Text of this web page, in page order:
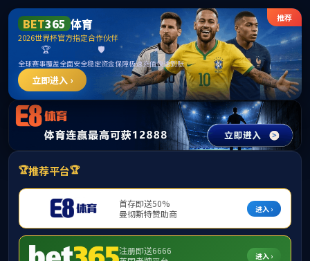
伟德国际(bevictor)官方网站-源自英国始于
1946
请输入验证码下载附件